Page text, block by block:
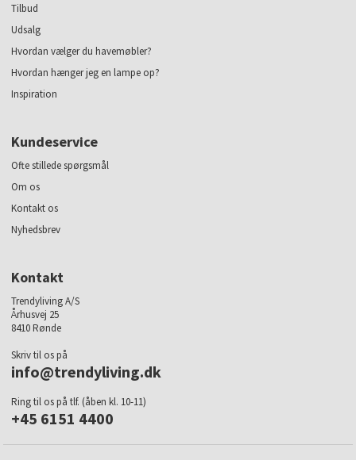
Tilbud
Udsalg
Hvordan vælger du havemøbler?
Hvordan hænger jeg en lampe op?
Inspiration
Kundeservice
Ofte stillede spørgsmål
Om os
Kontakt os
Nyhedsbrev
Kontakt
Trendyliving A/S
Århusvej 25
8410 Rønde
Skriv til os på
info@trendyliving.dk
Ring til os på tlf. (åben kl. 10-11)
+45 6151 4400